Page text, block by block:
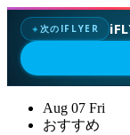
✦次のIFLYER
Aug 07 Fri
おすすめ